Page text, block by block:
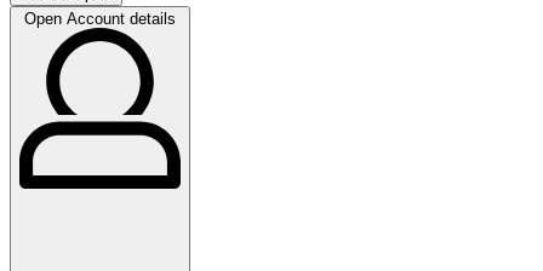
Open Account details